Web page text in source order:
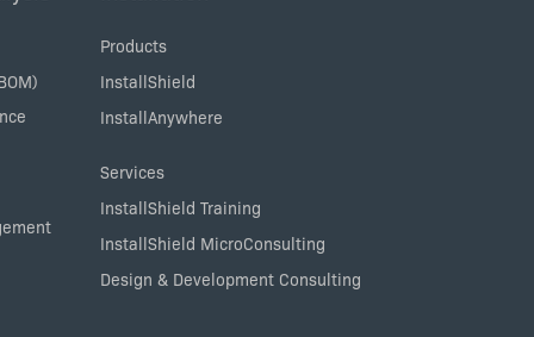
Products
InstallShield
InstallAnywhere
Services
InstallShield Training
InstallShield MicroConsulting
Design & Development Consulting